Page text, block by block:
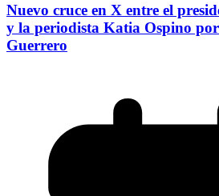
Nuevo cruce en X entre el
y la periodista Katia Ospino
Guerrero